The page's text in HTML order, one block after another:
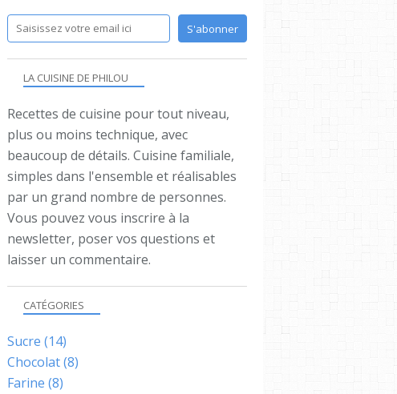
OIGNON
PDT
TARTIFLETTE
LA CUISINE DE PHILOU
Recettes de cuisine pour tout niveau,
plus ou moins technique, avec
beaucoup de détails. Cuisine familiale,
simples dans l'ensemble et réalisables
par un grand nombre de personnes.
Vous pouvez vous inscrire à la
newsletter, poser vos questions et
laisser un commentaire.
CATÉGORIES
Sucre (14)
Chocolat(8)
Farine (8)